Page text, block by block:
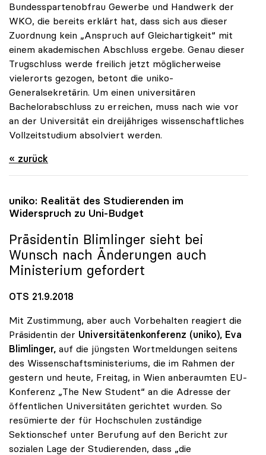
Bundesspartenobfrau Gewerbe und Handwerk der
WKO, die bereits erklärt hat, dass sich aus dieser
Zuordnung kein „Anspruch auf Gleichartigkeit“ mit
einem akademischen Abschluss ergebe. Genau dieser
Trugschluss werde freilich jetzt möglicherweise
vielerorts gezogen, betont die uniko-
Generalsekretärin. Um einen universitären
Bachelorabschluss zu erreichen, muss nach wie vor
an der Universität ein dreijähriges wissenschaftliches
Vollzeitstudium absolviert werden.
« zurück
uniko: Realität des Studierenden im
Widerspruch zu Uni-Budget
Präsidentin Blimlinger sieht bei
Wunsch nach Änderungen auch
Ministerium gefordert
OTS 21.9.2018
Mit Zustimmung, aber auch Vorbehalten reagiert die
Präsidentin der Universitätenkonferenz (uniko), Eva
Blimlinger, auf die jüngsten Wortmeldungen seitens
des Wissenschaftsministeriums, die im Rahmen der
gestern und heute, Freitag, in Wien anberaumten EU-
Konferenz „The New Student“ an die Adresse der
öffentlichen Universitäten gerichtet wurden. So
resümierte der für Hochschulen zuständige
Sektionschef unter Berufung auf den Bericht zur
sozialen Lage der Studierenden, dass „die